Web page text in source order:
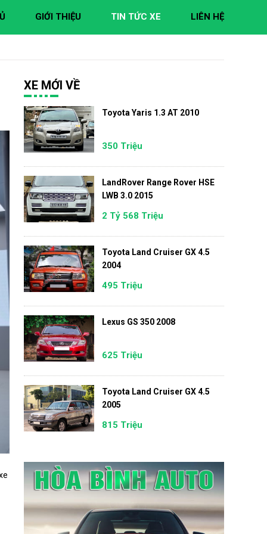
GIỚI THIỆU TIN TỨC XE LIÊN HỆ
XE MỚI VỀ
Toyota Yaris 1.3 AT 2010
350 Triệu
LandRover Range Rover HSE
LWB 3.0 2015
2 Tỷ 568 Triệu
Toyota Land Cruiser GX 4.5
2004
495 Triệu
Lexus GS 350 2008
625 Triệu
Toyota Land Cruiser GX 4.5
2005
815 Triệu